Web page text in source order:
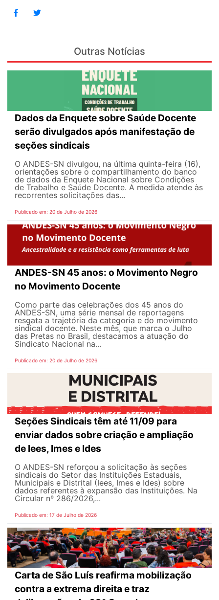
Outras Notícias
Dados da Enquete sobre Saúde Docente
serão divulgados após manifestação de
seções sindicais
O ANDES-SN divulgou, na última quinta-feira (16),
orientações sobre o compartilhamento do banco
de dados da Enquete Nacional sobre Condições
de Trabalho e Saúde Docente. A medida atende às
recorrentes solicitações das...
Publicado em: 20 de Julho de 2026
ANDES-SN 45 anos: o Movimento Negro
no Movimento Docente
Como parte das celebrações dos 45 anos do
ANDES-SN, uma série mensal de reportagens
resgata a trajetória da categoria e do movimento
sindical docente. Neste mês, que marca o Julho
das Pretas no Brasil, destacamos a atuação do
Sindicato Nacional na...
Publicado em: 20 de Julho de 2026
Seções Sindicais têm até 11/09 para
enviar dados sobre criação e ampliação
de Iees, Imes e Ides
O ANDES-SN reforçou a solicitação às seções
sindicais do Setor das Instituições Estaduais,
Municipais e Distrital (Iees, Imes e Ides) sobre
dados referentes à expansão das Instituições. Na
Circular nº 286/2026,...
Publicado em: 17 de Julho de 2026
Carta de São Luís reafirma mobilização
contra a extrema direita e traz